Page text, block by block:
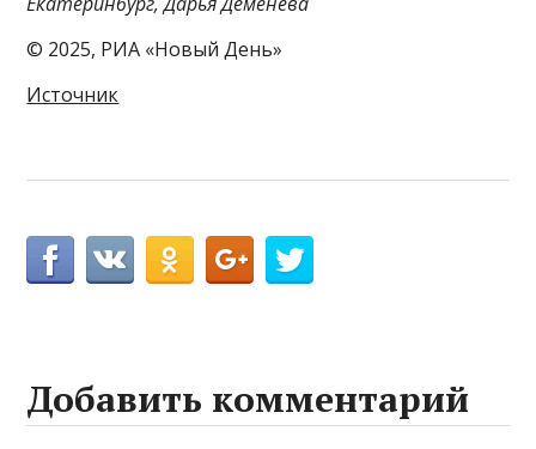
© 2025, РИА «Новый День»
Источник
Добавить комментарий